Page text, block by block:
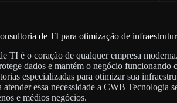
de TI para otimização de
TI é o coração de qualquer empresa
dados e mantém o negócio funcionando
especializadas para otimizar sua
atender essa necessidade a CWB Tecnologia
e médios negócios.